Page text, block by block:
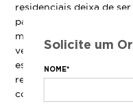
Solicite um
NOME*
residenciais deixa de
passa a ser uma
mais limpo e
veículos elétricos
essa transição não
residentes, mas
comunidade mais